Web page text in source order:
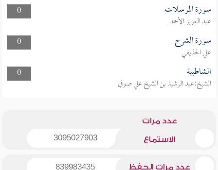
0
سورة المرسلات
عبد العزيز الأحمد
0
سورة الشرح
علي الحذيفي
0
الشاطبية
الشيخ:عبد الرشيد بن الشيخ علي صوفي
عدد مرات
الاستماع 3095027903
عدد مرات الحفظ 839983435